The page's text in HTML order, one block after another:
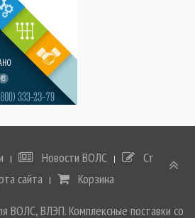
Новости ВОЛС
Статьи
сайта
Корзина
ВОЛС, ВЛЭП. Комплексные поставки со